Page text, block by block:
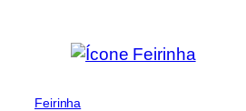
Feirinha